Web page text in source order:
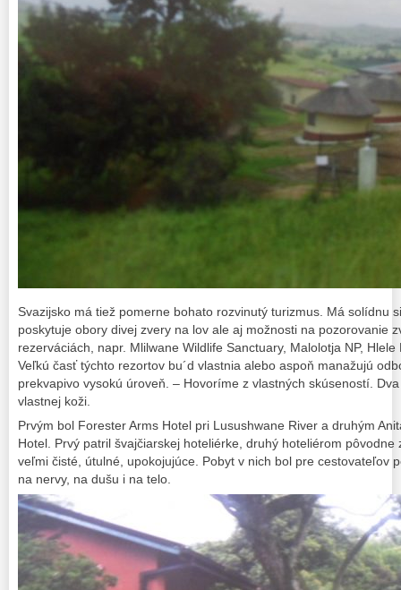
Svazijsko má tiež pomerne bohato rozvinutý turizmus. Má solídnu
poskytuje obory divej zvery na lov ale aj možnosti na pozorovanie
rezerváciách, napr. Mlilwane Wildlife Sanctuary, Malolotja NP, Hlele
Veľkú časť týchto rezortov bu´d vlastnia alebo aspoň manažujú
prekvapivo vysokú úroveň. – Hovoríme z vlastných skúseností.
vlastnej koži.
Prvým bol Forester Arms Hotel pri Lusushwane River a druhým
Hotel. Prvý patril švajčiarskej hoteliérke, druhý hoteliérom pôvodne
veľmi čisté, útulné, upokojujúce. Pobyt v nich bol pre cestovateľov
na nervy, na dušu i na telo.